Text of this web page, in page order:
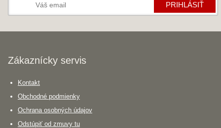
PRIHLÁSIŤ
Zákaznícky servis
Kontakt
Obchodné podmienky
Ochrana osobných údajov
Odstúpiť od zmuvy tu